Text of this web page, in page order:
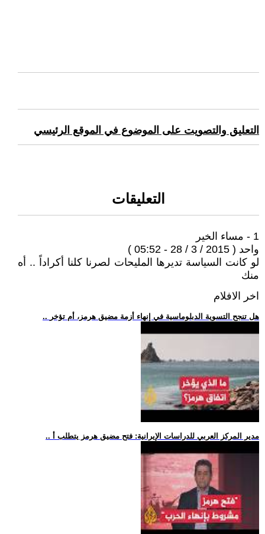
التعليق والتصويت على الموضوع في الموقع الرئيسي
التعليقات
1 - مساء الخير
واحد ( 2015 / 3 / 28 - 05:52 )
لو كانت السياسة تديرها المليحات لصرنا كلنا أكراداً .. أه
منك
اخر الافلام
.. هل تنجح التسوية الدبلوماسية في إنهاء أزمة مضيق هرمز، أم تؤخر
.. مدير المركز العربي للدراسات الإيرانية: فتح مضيق هرمز يتطلب أ